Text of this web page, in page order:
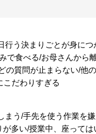
う決まりごとが身に
で食べる/お母さんから
質問が止まらない/他
こだわりすぎる
う/手先を使う作業を
多い/授業中、座って